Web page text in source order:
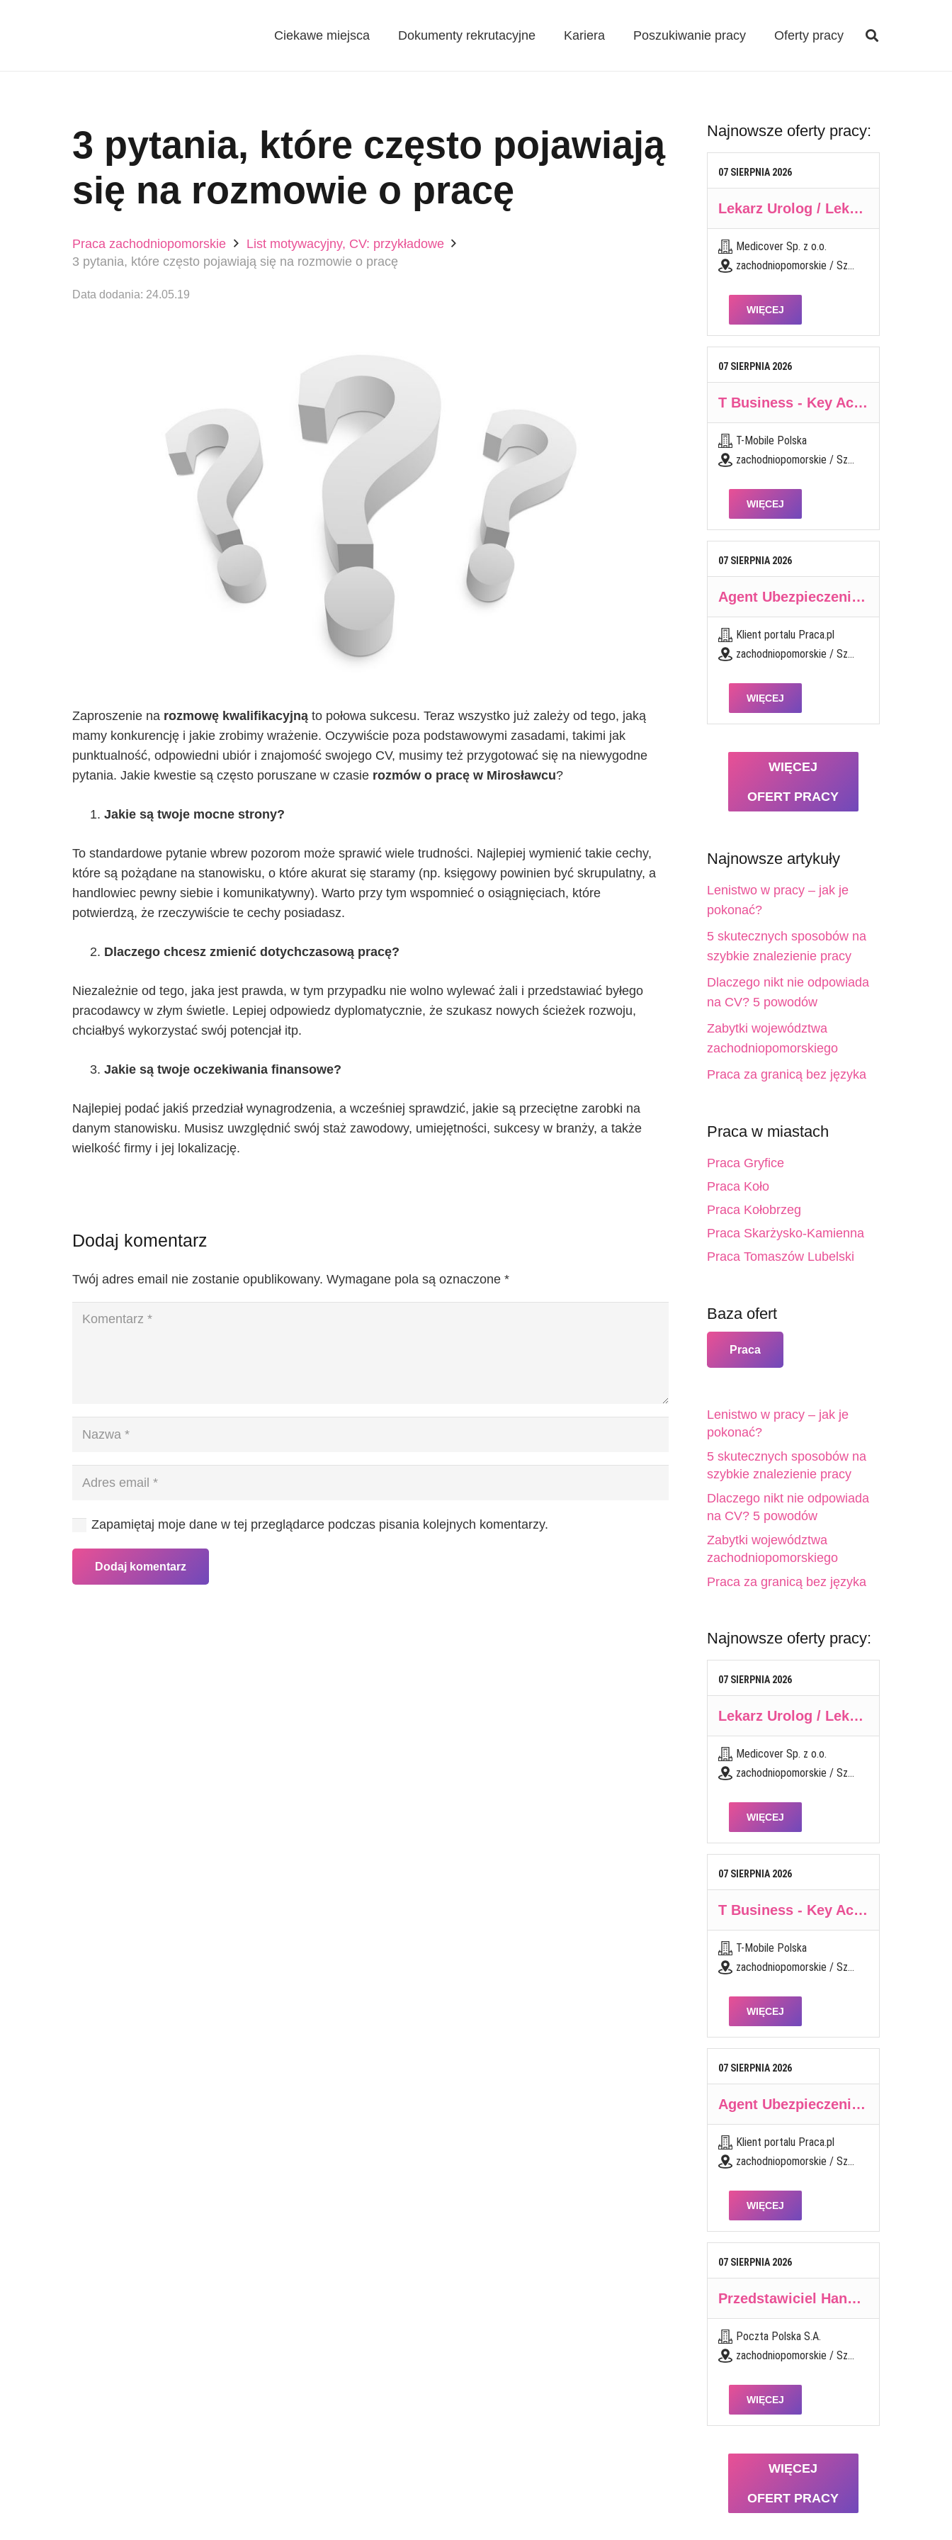
Ciekawe miejsca Dokumenty rekrutacyjne Kariera Poszukiwanie pracy Oferty pracy
3 pytania, które często pojawiają
się na rozmowie o pracę
Praca zachodniopomorskie
List motywacyjny, CV: przykładowe
3 pytania, które często pojawiają się na rozmowie o pracę
Data dodania: 24.05.19
Zaproszenie na rozmowę kwalifikacyjną to połowa sukcesu. Teraz wszystko już zależy od tego, jaką
mamy konkurencję i jakie zrobimy wrażenie. Oczywiście poza podstawowymi zasadami, takimi jak
punktualność, odpowiedni ubiór i znajomość swojego CV, musimy też przygotować się na niewygodne
pytania. Jakie kwestie są często poruszane w czasie rozmów o pracę w Mirosławcu?
Jakie są twoje mocne strony?
To standardowe pytanie wbrew pozorom może sprawić wiele trudności. Najlepiej wymienić takie cechy,
które są pożądane na stanowisku, o które akurat się staramy (np. księgowy powinien być skrupulatny, a
handlowiec pewny siebie i komunikatywny). Warto przy tym wspomnieć o osiągnięciach, które
potwierdzą, że rzeczywiście te cechy posiadasz.
Dlaczego chcesz zmienić dotychczasową pracę?
Niezależnie od tego, jaka jest prawda, w tym przypadku nie wolno wylewać żali i przedstawiać byłego
pracodawcy w złym świetle. Lepiej odpowiedz dyplomatycznie, że szukasz nowych ścieżek rozwoju,
chciałbyś wykorzystać swój potencjał itp.
Jakie są twoje oczekiwania finansowe?
Najlepiej podać jakiś przedział wynagrodzenia, a wcześniej sprawdzić, jakie są przeciętne zarobki na
danym stanowisku. Musisz uwzględnić swój staż zawodowy, umiejętności, sukcesy w branży, a także
wielkość firmy i jej lokalizację.
Dodaj komentarz
Twój adres email nie zostanie opublikowany. Wymagane pola są oznaczone *
Zapamiętaj moje dane w tej przeglądarce podczas pisania kolejnych komentarzy.
Dodaj komentarz
Najnowsze oferty pracy:
07 SIERPNIA 2026
Lekarz Urolog / Lekarka Urolożka
Medicover Sp. z o.o.
zachodniopomorskie / Szczecin
WIĘCEJ
07 SIERPNIA 2026
T Business - Key Account Manager - Large Account
T-Mobile Polska
zachodniopomorskie / Szczecin
WIĘCEJ
07 SIERPNIA 2026
Agent Ubezpieczeniowy / Agentka Ubezpieczeniowa
Klient portalu Praca.pl
zachodniopomorskie / Szczecin
WIĘCEJ
WIĘCEJ
OFERT PRACY
Najnowsze artykuły
Lenistwo w pracy – jak je
pokonać?
5 skutecznych sposobów na
szybkie znalezienie pracy
Dlaczego nikt nie odpowiada
na CV? 5 powodów
Zabytki województwa
zachodniopomorskiego
Praca za granicą bez języka
Praca w miastach
Praca Gryfice
Praca Koło
Praca Kołobrzeg
Praca Skarżysko-Kamienna
Praca Tomaszów Lubelski
Baza ofert
Praca
Lenistwo w pracy – jak je
pokonać?
5 skutecznych sposobów na
szybkie znalezienie pracy
Dlaczego nikt nie odpowiada
na CV? 5 powodów
Zabytki województwa
zachodniopomorskiego
Praca za granicą bez języka
Najnowsze oferty pracy:
07 SIERPNIA 2026
Lekarz Urolog / Lekarka Urolożka
Medicover Sp. z o.o.
zachodniopomorskie / Szczecin
WIĘCEJ
07 SIERPNIA 2026
T Business - Key Account Manager - Large Account
T-Mobile Polska
zachodniopomorskie / Szczecin
WIĘCEJ
07 SIERPNIA 2026
Agent Ubezpieczeniowy / Agentka Ubezpieczeniowa
Klient portalu Praca.pl
zachodniopomorskie / Szczecin
WIĘCEJ
07 SIERPNIA 2026
Przedstawiciel Handlowy / Przedstawicielka Handlowa (Branża TSL)
Poczta Polska S.A.
zachodniopomorskie / Szczecin
WIĘCEJ
WIĘCEJ
OFERT PRACY